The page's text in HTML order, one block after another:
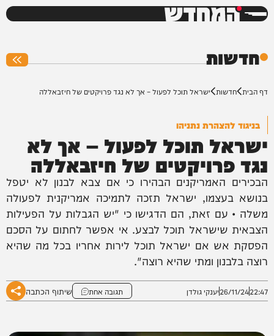
המחדש
חדשות
דף הבית חדשות ישראל תוכל לפעול – אך לא נגד פרויקטים של חיזבאללה
בניגוד להצהרת נתניהו
ישראל תוכל לפעול – אך לא
נגד פרויקטים של חיזבאללה
הבכירים האמריקנים הבהירו כי אם צבא לבנון לא יטפל
בנושא בעצמו, ישראל תזכה לתמיכה אמריקנית לפעולה
משלה • עם זאת, הם הדגישו כי "יש הגבלות על הפעילות
הצבאית שישראל תוכל לבצע. אי אפשר לחתום על הסכם
הפסקת אש אם ישראל תוכל לירות אחריו בכל מה שהיא
רוצה בלבנון ומתי שהיא רוצה".
22:47
26/11/24יענקי גולדן תגובה אחת שיתוף הכתבה